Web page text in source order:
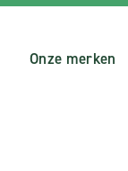
Onze merken